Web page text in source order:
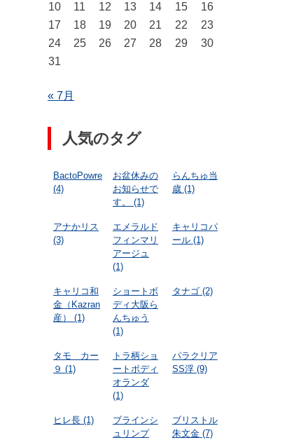
10
11 12 13 14 15
16
17
18 19 20 21 22
23
24
25 26 27 28 29
30
31
« 7月
人気のタグ
BactoPowre
(4)
お盆休みの
お知らせで
す。
(1)
らんちゅ当
歳(1)
アナかリス
(3)
エメラルド
フィンマリ
アージュ
(1)
キャリコパ
ール(1)
キャリコ和
金（Kazran
産）
(1)
ショートボ
ディ大阪ら
んちゅう
(1)
タナゴ(2)
タモ カー
９ (1)
トラ柄ショ
ートボディ
オランダ
(1)
パラクリア
SS浮(9)
ヒレ長 (1)
ブラインシ
ュリンプ
ブリストル
朱文金(7)